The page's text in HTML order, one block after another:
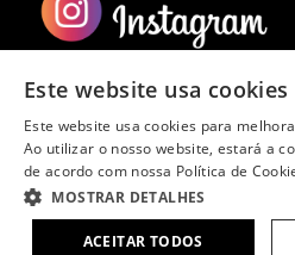
243,00€
Copyright ©2026Samsonite.
Este website usa cookies
Este website usa cookies para
Ao utilizar o nosso website, estará a
de acordo com nossa Política de
MOSTRAR DETALHES
ACEITAR TODOS